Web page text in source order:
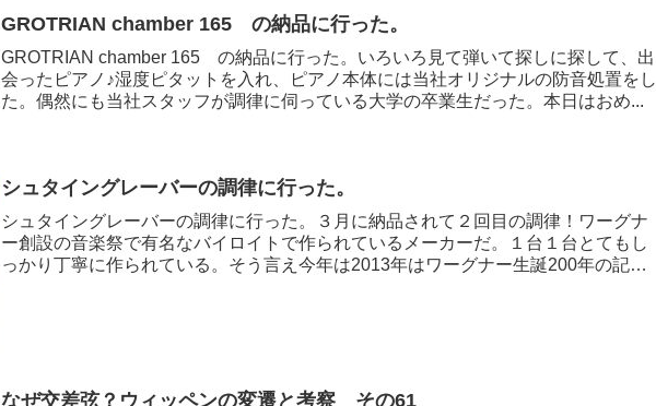
GROTRIAN chamber 165 の納品に行った。
GROTRIAN chamber 165 の納品に行った。いろいろ見て弾いて探しに探して、出
会ったピアノ♪湿度ピタットを入れ、ピアノ本体には当社オリジナルの防音処置をし
た。偶然にも当社スタッフが調律に伺っている大学の卒業生だった。本日はおめ...
シュタイングレーバーの調律に行った。
シュタイングレーバーの調律に行った。３月に納品されて２回目の調律！ワーグナ
ー創設の音楽祭で有名なバイロイトで作られているメーカーだ。１台１台とてもし
っかり丁寧に作られている。そう言え今年は2013年はワーグナー生誕200年の記念
なぜ交差弦？ウィッペンの変遷と考察 その61